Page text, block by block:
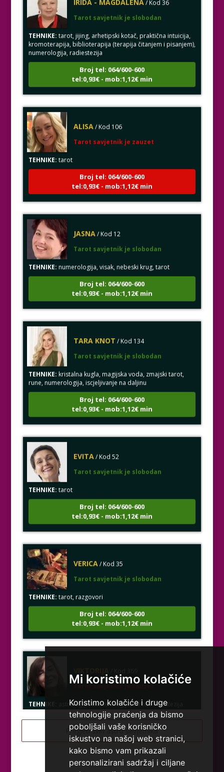
Mi koristimo kolačiće
Koristimo kolačiće i druge
tehnologije praćenja da bismo
poboljšali vaše korisničko
iskustvo na našoj web stranici,
kako bismo vam prikazali
personalizirani sadržaj i ciljane
Tarot savjetnik je slobodan
TEHNIKE:tarot, jijing, arhetipski kotač, praktična intuicija,
kromoterapija, biblioterapija (terapija čitanjem i pisanjem),
numerologija, radiestezija
Broj tel: 064/600-600
tel:0,93€ - mob:1,12€ min
Tarot savjetnik je zauzet
TEHNIKE:tarot
tel:0,93€ - mob:1,12€ min
Tarot savjetnik je slobodan
TEHNIKE:numerologija, visak, nebeski krug, tarot
Broj tel: 064/600-600
tel:0,93€ - mob:1,12€ min
Tarot savjetnik je slobodan
TEHNIKE: kristalna kugla, magijska voda, zmajski tarot,
rune, numerologija, iscjeljivanje na daljinu
Broj tel: 064/600-600
tel:0,93€ - mob:1,12€ min
Tarot savjetnik je slobodan
TEHNIKE:tarot
tel:0,93€ - mob:1,12€ min
Tarot savjetnik je slobodan
TEHNIKE:tarot, razgovori
Broj tel: 064/600-600
tel:0,93€ - mob:1,12€ min
Tarot savjetnik je zauzet
TEHNIKE:
Broj tel: 064/600-600
tel:0,93€ - mob:1,12€ min
ELA/ Kod 151
Pregled svih astro savjetnika